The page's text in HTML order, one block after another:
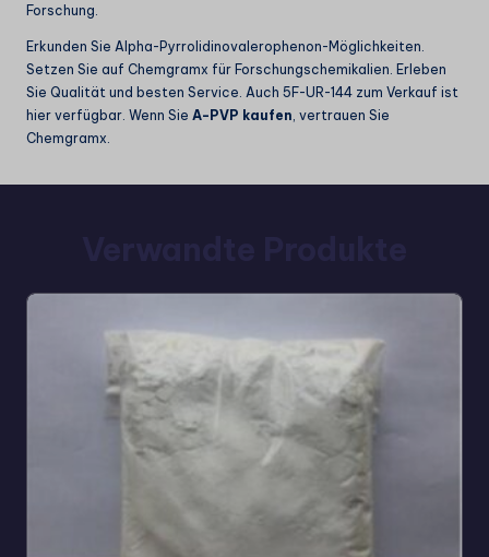
Forschung.
Erkunden Sie Alpha-Pyrrolidinovalerophenon-Möglichkeiten.
Setzen Sie auf Chemgramx für Forschungschemikalien. Erleben
Sie Qualität und besten Service. Auch 5F-UR-144 zum Verkauf ist
hier verfügbar. Wenn Sie A-PVP kaufen , vertrauen Sie
Chemgramx.